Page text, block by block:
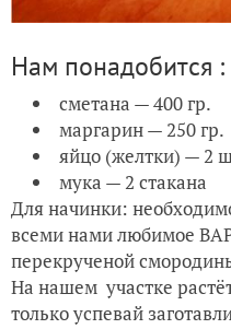
Нам понадобится :
сметана — 400 гр.
маргарин — 250 гр.
яйцо (желтки) — 2
мука — 2 стакана
Для начинки:
всеми нами любимое
перекрученой
На нашем участке
только успевай